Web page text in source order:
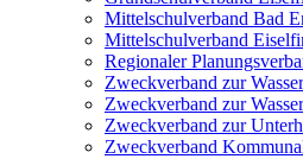
Mittelschulverband Bad
Mittelschulverband
Regionaler
Zweckverband zur
Zweckverband zur
Zweckverband zur
Zweckverband